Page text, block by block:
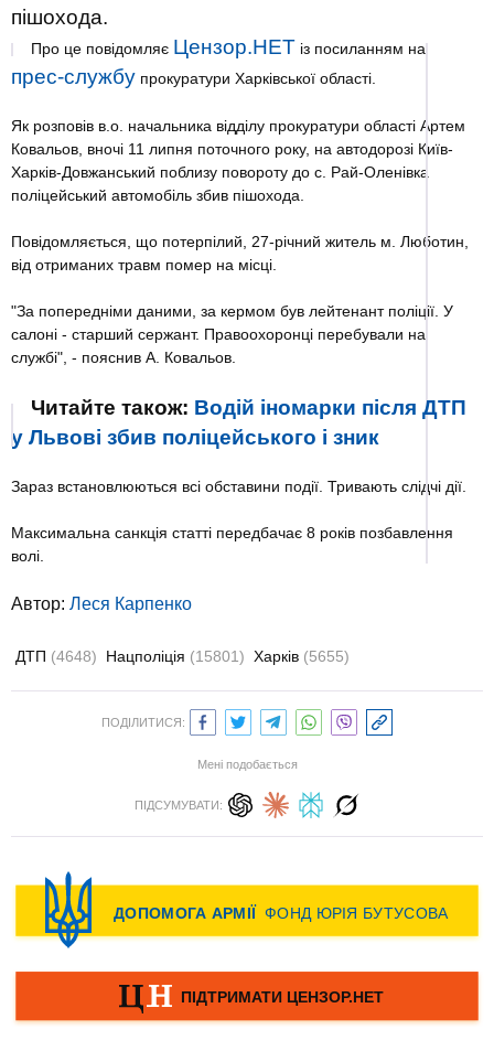
пішохода.
Про це повідомляє Цензор.НЕТ із посиланням на
прес-службу прокуратури Харківської області.
Як розповів в.о. начальника відділу прокуратури області Артем
Ковальов, вночі 11 липня поточного року, на автодорозі Київ-
Харків-Довжанський поблизу повороту до с. Рай-Оленівка
поліцейський автомобіль збив пішохода.
Повідомляється, що потерпілий, 27-річний житель м. Люботин,
від отриманих травм помер на місці.
"За попередніми даними, за кермом був лейтенант поліції. У
салоні - старший сержант. Правоохоронці перебували на
службі", - пояснив А. Ковальов.
Читайте також: Водій іномарки після ДТП
у Львові збив поліцейського і зник
Зараз встановлюються всі обставини події. Тривають слідчі дії.
Максимальна санкція статті передбачає 8 років позбавлення
волі.
Автор: Леся Карпенко
ДТП (4648) Нацполіція (15801) Харків (5655)
ПОДІЛИТИСЯ:
Мені подобається
ПІДСУМУВАТИ: